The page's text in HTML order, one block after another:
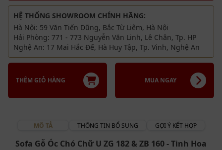
HỆ THỐNG SHOWROOM CHÍNH HÃNG:
Hà Nội: 59 Văn Tiến Dũng, Bắc Từ Liêm, Hà Nội
Hải Phòng: 771 - 773 Nguyễn Văn Linh, Lê Chân, Tp. HP
Nghệ An: 17 Mai Hắc Đế, Hà Huy Tập, Tp. Vinh, Nghệ An
THÊM GIỎ HÀNG MUA NGAY
MÔ TẢ THÔNG TIN BỔ SUNG GỢI Ý KẾT HỢP
Sofa Gỗ Óc Chó Chữ U ZG 182 & ZB 160 - Tinh Hoa